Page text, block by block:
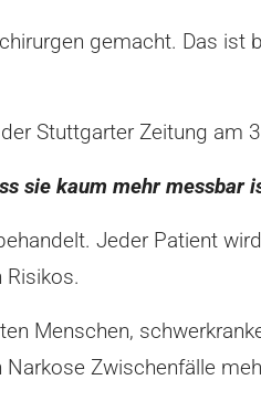
gemacht. Das ist
der Stuttgarter Zeitung am
sie kaum mehr messbar
Jeder Patient
Risikos.
Menschen,
Zwischenfälle